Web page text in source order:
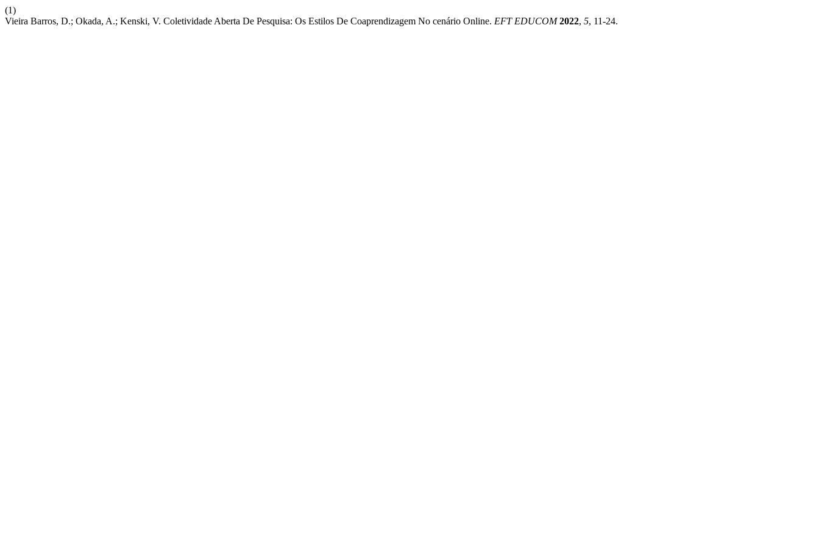
(1)
Vieira Barros, D.; Okada, A.; Kenski, V. Coletividade Aberta De Pesquisa: Os Estilos De Coaprendizagem No cenário Online. EFT EDUCOM 2022, 5, 11-24.